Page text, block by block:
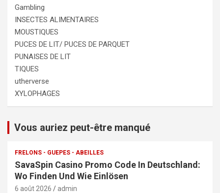
Gambling
INSECTES ALIMENTAIRES
MOUSTIQUES
PUCES DE LIT/ PUCES DE PARQUET
PUNAISES DE LIT
TIQUES
utherverse
XYLOPHAGES
Vous auriez peut-être manqué
FRELONS - GUEPES - ABEILLES
SavaSpin Casino Promo Code In Deutschland:
Wo Finden Und Wie Einlösen
6 août 2026 admin